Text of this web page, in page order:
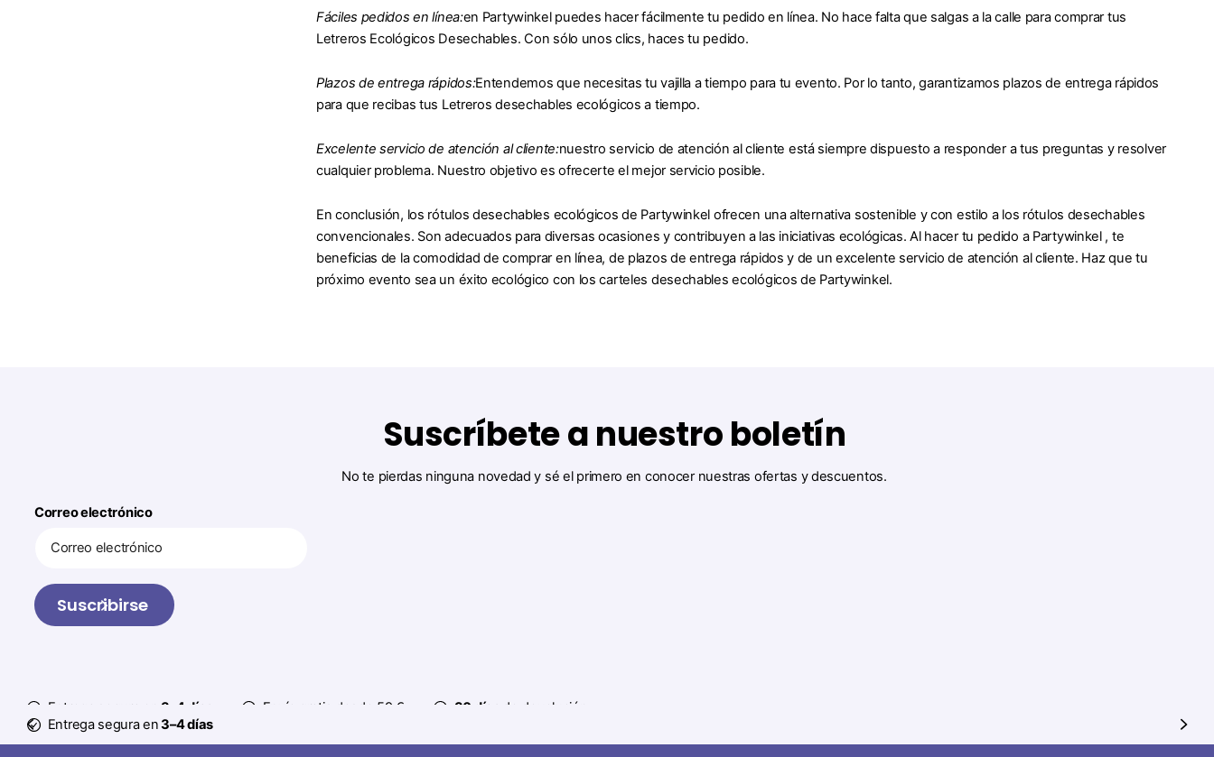
Fáciles pedidos en línea:en Partywinkel puedes hacer fácilmente tu pedido en línea. No hace falta que salgas a la calle para comprar tus
Letreros Ecológicos Desechables. Con sólo unos clics, haces tu pedido.
Plazos de entrega rápidos:Entendemos que necesitas tu vajilla a tiempo para tu evento. Por lo tanto, garantizamos plazos de entrega rápidos
para que recibas tus Letreros desechables ecológicos a tiempo.
Excelente servicio de atención al cliente:nuestro servicio de atención al cliente está siempre dispuesto a responder a tus preguntas y resolver
cualquier problema. Nuestro objetivo es ofrecerte el mejor servicio posible.
En conclusión, los rótulos desechables ecológicos de Partywinkel ofrecen una alternativa sostenible y con estilo a los rótulos desechables
convencionales. Son adecuados para diversas ocasiones y contribuyen a las iniciativas ecológicas. Al hacer tu pedido a Partywinkel , te
beneficias de la comodidad de comprar en línea, de plazos de entrega rápidos y de un excelente servicio de atención al cliente. Haz que tu
próximo evento sea un éxito ecológico con los carteles desechables ecológicos de Partywinkel.
Suscríbete a nuestro boletín
No te pierdas ninguna novedad y sé el primero en conocer nuestras ofertas y descuentos.
Correo electrónico
Suscribirse
Entrega segura en 3–4 días Envío gratis desde 59 € 30 días
de devolución
Entrega segura en3–4 días